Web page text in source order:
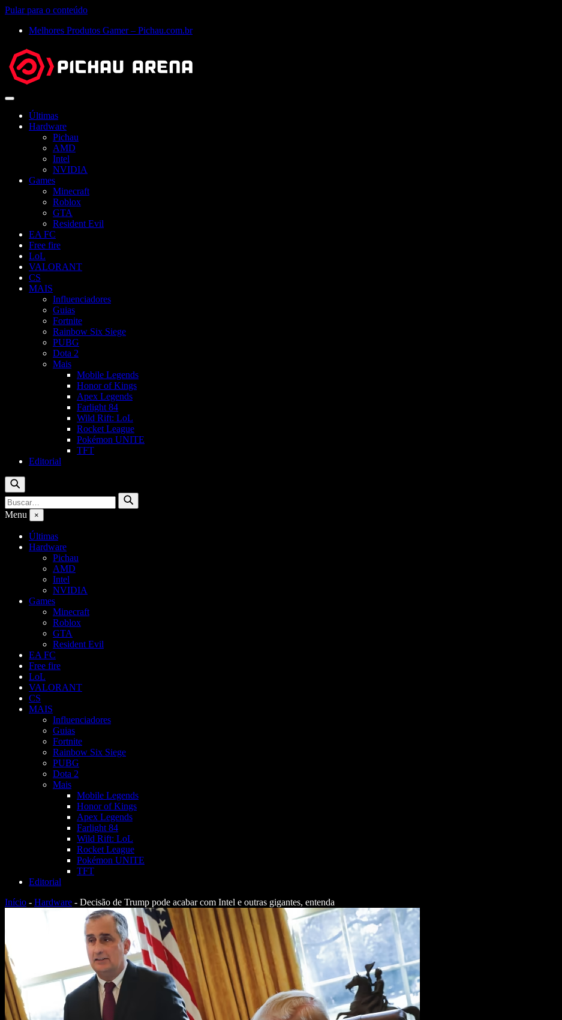
Pular para o conteúdo
Melhores Produtos Gamer – Pichau.com.br
Abrir
Últimas
Hardware
Pichau
AMD
Intel
NVIDIA
Games
Minecraft
Roblox
GTA
Resident Evil
EA FC
Free fire
LoL
VALORANT
CS
MAIS
Influenciadores
Guias
Fortnite
Rainbow Six Siege
PUBG
Dota 2
Mais
Mobile Legends
Honor of Kings
Apex Legends
Farlight 84
Wild Rift: LoL
Rocket League
Pokémon UNITE
TFT
Editorial
Buscar
Buscar
por:
Buscar
Menu ×
Últimas
Hardware
Pichau
AMD
Intel
NVIDIA
Games
Minecraft
Roblox
GTA
Resident Evil
EA FC
Free fire
LoL
VALORANT
CS
MAIS
Influenciadores
Guias
Fortnite
Rainbow Six Siege
PUBG
Dota 2
Mais
Mobile Legends
Honor of Kings
Apex Legends
Farlight 84
Wild Rift: LoL
Rocket League
Pokémon UNITE
TFT
Editorial
Início - Hardware - Decisão de Trump pode acabar com Intel e outras gigantes, entenda